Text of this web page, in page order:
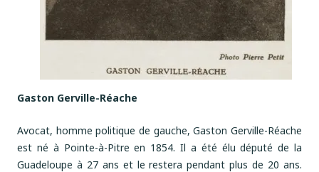
Gaston Gerville-Réache
Avocat, homme politique de gauche, Gaston Gerville-Réache
est né à Pointe-à-Pitre en 1854. Il a été élu député de la
Guadeloupe à 27 ans et le restera pendant plus de 20 ans.